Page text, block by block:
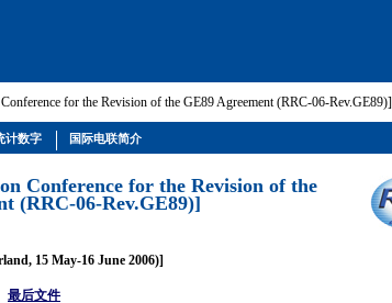
for the Revision of the GE89 Agreement (RRC-06-Rev.GE89)]
Conference for the Revision of the
(RRC-06-Rev.GE89)]
15 May-16 June 2006)]
最后文件
计数字 国际电联简介